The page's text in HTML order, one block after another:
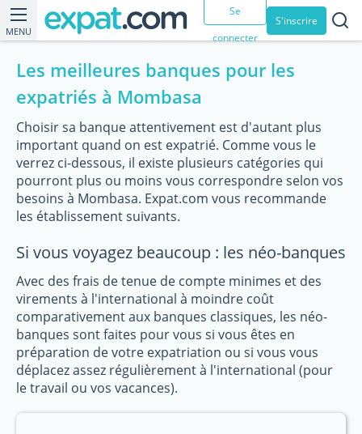
MENU
Se
connecter
S'inscrire
Les meilleures banques pour les
expatriés à Mombasa
Choisir sa banque attentivement est d'autant plus
important quand on est expatrié. Comme vous le
verrez ci-dessous, il existe plusieurs catégories qui
pourront plus ou moins vous correspondre selon vos
besoins à Mombasa. Expat.com vous recommande
les établissement suivants.
Si vous voyagez beaucoup : les néo-banques
Avec des frais de tenue de compte minimes et des
virements à l'international à moindre coût
comparativement aux banques classiques, les néo-
banques sont faites pour vous si vous êtes en
préparation de votre expatriation ou si vous vous
déplacez assez régulièrement à l'international (pour
le travail ou vos vacances).